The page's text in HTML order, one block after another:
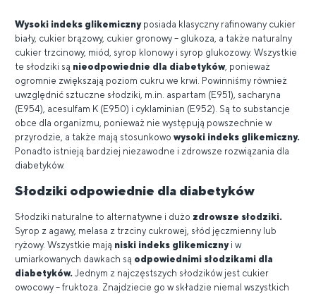
Wysoki indeks glikemicznyposiada klasyczny rafinowany cukier
biały, cukier brązowy, cukier gronowy – glukoza, a także naturalny
cukier trzcinowy, miód, syrop klonowy i syrop glukozowy. Wszystkie
te słodziki są nieodpowiednie dla diabetyków, ponieważ
ogromnie zwiększają poziom cukru we krwi. Powinniśmy również
uwzględnić sztuczne słodziki, m.in. aspartam (E951), sacharyna
(E954), acesulfam K (E950) i cyklaminian (E952). Są to substancje
obce dla organizmu, ponieważ nie występują powszechnie w
przyrodzie, a także mają stosunkowo wysoki indeks glikemiczny.
Ponadto istnieją bardziej niezawodne i zdrowsze rozwiązania dla
diabetyków.
Słodziki odpowiednie dla diabetyków
Słodziki naturalne to alternatywne i dużo zdrowsze słodziki.
Syrop z agawy, melasa z trzciny cukrowej, słód jęczmienny lub
ryżowy. Wszystkie mają niski indeks glikemicznyi w
umiarkowanych dawkach są odpowiednimi słodzikami dla
diabetyków. Jednym z najczęstszych słodzików jest cukier
owocowy – fruktoza. Znajdziecie go w składzie niemal wszystkich